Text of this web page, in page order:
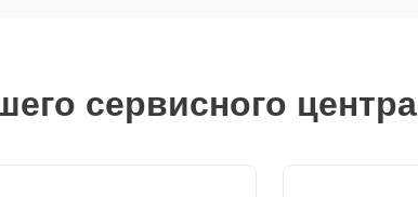
сервисного центра